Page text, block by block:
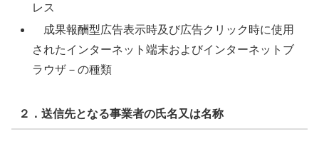
レス
成果報酬型広告表示時及び広告クリック時に使用
されたインターネット端末およびインターネットブ
ラウザ－の種類
２．送信先となる事業者の氏名又は名称